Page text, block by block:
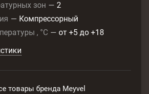
зон — 2
— Компрессорный
, °C — от +5 до +18
товары бренда Meyvel